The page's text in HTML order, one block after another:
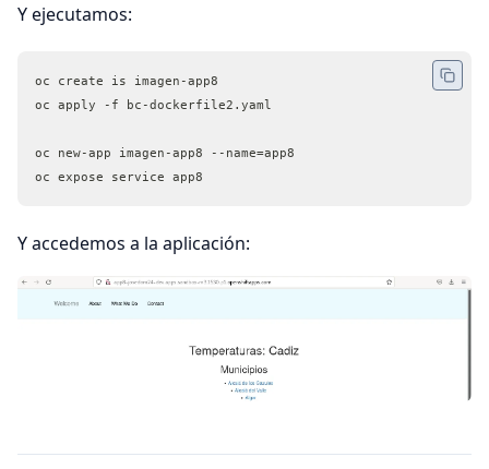
Y ejecutamos:
oc create is imagen-app8
oc apply -f bc-dockerfile2.yaml
oc new-app imagen-app8 --name=app8
oc expose service app8
Y accedemos a la aplicación: